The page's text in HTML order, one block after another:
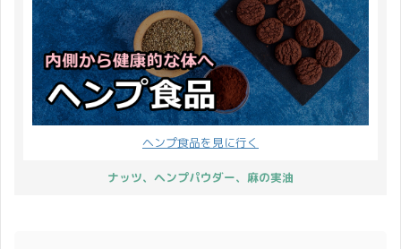
ヘンプ食品を見に行く
ナッツ、ヘンプパウダー、麻の実油